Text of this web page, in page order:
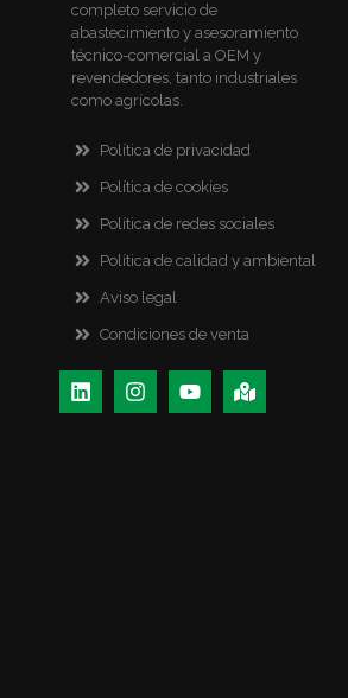
completo servicio de
abastecimiento y asesoramiento
técnico-comercial a OEM y
revendedores, tanto industriales
como agrícolas.
Política de privacidad
Política de cookies
Política de redes sociales
Política de calidad y ambiental
Aviso legal
Condiciones de venta